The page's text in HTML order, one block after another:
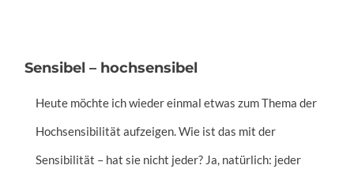
Sensibel – hochsensibel
Heute möchte ich wieder einmal etwas zum Thema der
Hochsensibilität aufzeigen. Wie ist das mit der
Sensibilität – hat sie nicht jeder? Ja, natürlich: jeder